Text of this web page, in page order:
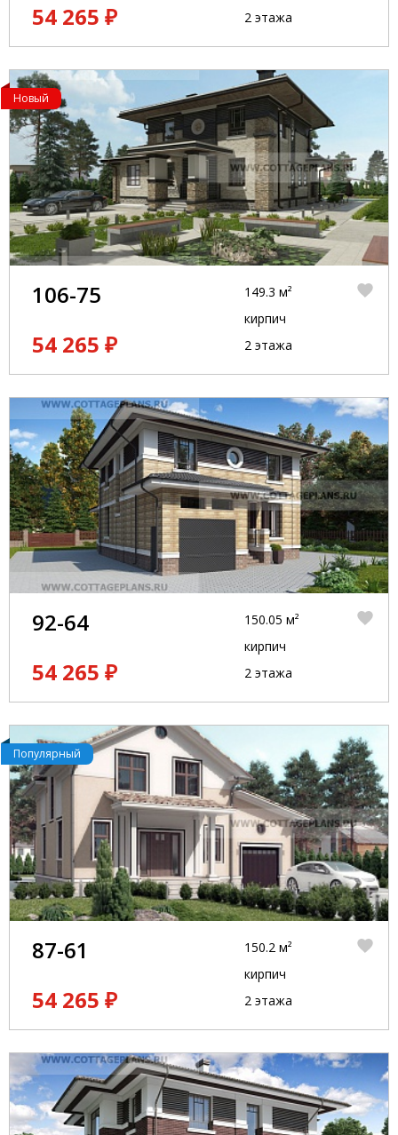
54 265 ₽
2 этажа
Новый
106-75
54 265 ₽
149.3 м²
кирпич
2 этажа
92-64
54 265 ₽
150.05 м²
кирпич
2 этажа
Популярный
87-61
54 265 ₽
150.2 м²
кирпич
2 этажа